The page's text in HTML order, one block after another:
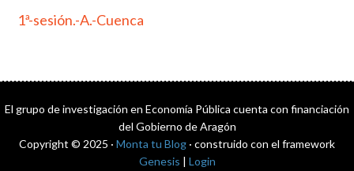
1ª-sesión.-A.-Cuenca
El grupo de investigación en Economía Pública cuenta con financiación
del Gobierno de Aragón
Copyright © 2025 · Monta tu Blog · construido con el framework
Genesis | Login